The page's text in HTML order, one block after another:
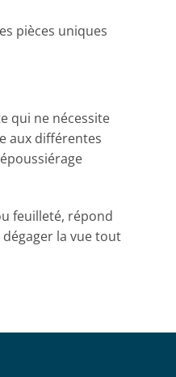
pièces uniques
qui ne nécessite
aux différentes
feuilleté, répond
la vue tout